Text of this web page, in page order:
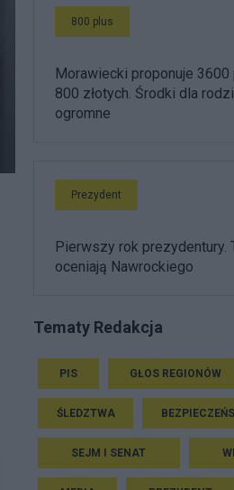
800 plus
Morawiecki proponuje
800 złotych. Środki dla
ogromne
Prezydent
Pierwszy rok prezydentury.
oceniają Nawrockiego
Tematy Redakcja
PIS GŁOS REGIONÓW
ŚLEDZTWA
SEJM I SENAT